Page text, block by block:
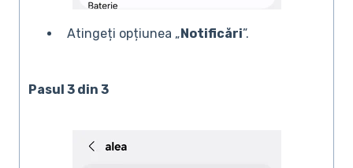
Atingeți opțiunea „ Notificări”.
Pasul 3 din 3